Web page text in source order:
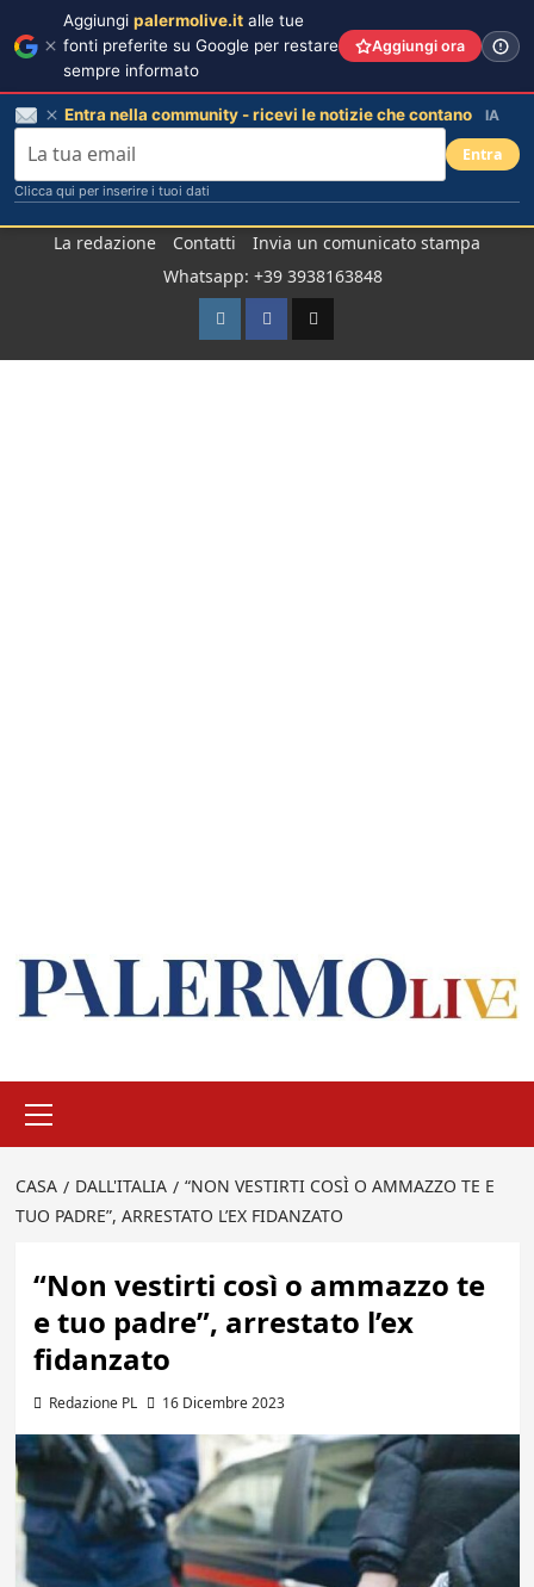
La redazione Contatti
Invia un comunicato stampa
Whatsapp: +39 3938163848
InstagramFacebook
TikTok
principale
CASA DALL'ITALIA
“NON VESTIRTI COSÌ O AMMAZZO TE E
TUO PADRE”, ARRESTATO L’EX FIDANZATO
“Non vestirti così o ammazzo te
e tuo padre”, arrestato l’ex
fidanzato
Redazione PL 16 Dicembre 2023
Aggiungi palermolive.it alle tue
fonti preferite su Google per restare
sempre informato
Aggiungi ora
Entra nella community - ricevi le notizie che contano IA
Entra
Clicca qui per inserire i tuoi dati